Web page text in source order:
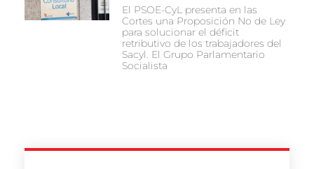
El PSOE-CyL presenta en las
Cortes una Proposición No de Ley
para solucionar el déficit
retributivo de los trabajadores del
Sacyl. El Grupo Parlamentario
Socialista